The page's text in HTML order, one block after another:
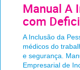
Manual A
com
A Inclusão da
médicos do
e segurança.
Empresarial de